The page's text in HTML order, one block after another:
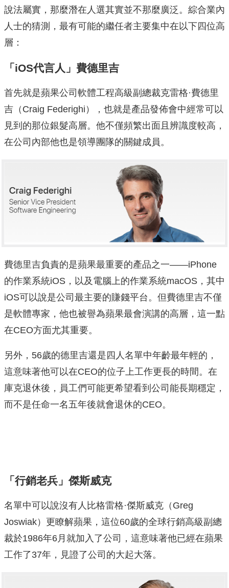
說法屬實，那麼潛在人選其實並不那麼廣泛。綜合業內
人士的猜測，最有可能的繼任者主要集中在以下四位高
層：
「iOS代言人」費德里吉
首先就是蘋果公司軟體工程高級副總裁克雷格·費德里
吉（Craig Federighi），也就是產品發佈會中經常可以
見到的那位銀髮高層。他不僅頻繁出面且辨識度較高，
在公司內部他也是領導團隊的關鍵成員。
費德里吉負責的是蘋果最重要的產品之一——iPhone
的作業系統iOS，以及電腦上的作業系統macOS，其中
iOS可以說是公司最主要的賺錢平台。但費德里吉不僅
是軟體專家，他也被譽為蘋果最會演講的高層，這一點
在CEO方面尤其重要。
另外，56歲的德里吉還是四人名單中年齡最年輕的，
這意味著他可以在CEO的位子上工作更長的時間。在
庫克退休後，員工們可能更希望看到公司能長期穩定，
而不是任命一名五年後就會退休的CEO。
「行銷老兵」傑斯威克
名單中可以說沒有人比格雷格·傑斯威克（Greg
Joswiak）更瞭解蘋果，這位60歲的全球行銷高級副總
裁於1986年6月就加入了公司，這意味著他已經在蘋果
工作了37年，見證了公司的大起大落。